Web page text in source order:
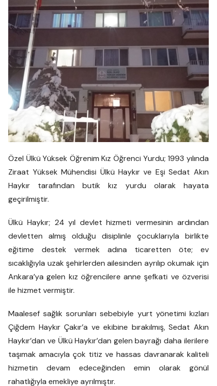
Özel Ülkü Yüksek Öğrenim Kız Öğrenci Yurdu; 1993 yılında
Ziraat Yüksek Mühendisi Ülkü Haykır ve Eşi Sedat Akın
Haykır tarafından butik kız yurdu olarak hayata
geçirilmiştir.
Ülkü Haykır; 24 yıl devlet hizmeti vermesinin ardından
devletten almış olduğu disiplinle çocuklarıyla birlikte
eğitime destek vermek adına ticaretten öte; ev
sıcaklığıyla uzak şehirlerden ailesinden ayrılıp okumak için
Ankara’ya gelen kız öğrencilere anne şefkati ve özverisi
ile hizmet vermiştir.
Maalesef sağlık sorunları sebebiyle yurt yönetimi kızları
Çiğdem Haykır Çakır’a ve ekibine bırakılmış, Sedat Akın
Haykır’dan ve Ülkü Haykır’dan gelen bayrağı daha ilerilere
taşımak amacıyla çok titiz ve hassas davranarak kaliteli
hizmetin devam edeceğinden emin olarak gönül
rahatlığıyla emekliye ayrılmıştır.